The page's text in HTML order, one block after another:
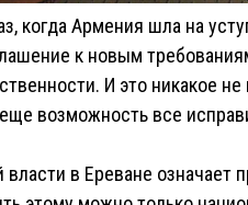
когда Армения шла на
к новым
И это никакое
возможность все
в Ереване означает